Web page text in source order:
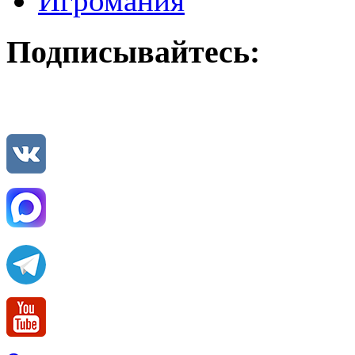
Подписывайтесь: